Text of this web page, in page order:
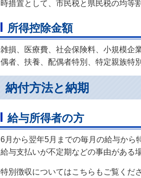
時措置として、市民税と県民税の均等
所得控除金額
雑損、医療費、社会保険料、小規模企
偶者、扶養、配偶者特別、特定親族特
納付方法と納期
給与所得者の方
6月から翌年5月までの毎月の給与から
給与支払いが不定期などの事由がある
特別徴収についてはこちらもご覧くださ